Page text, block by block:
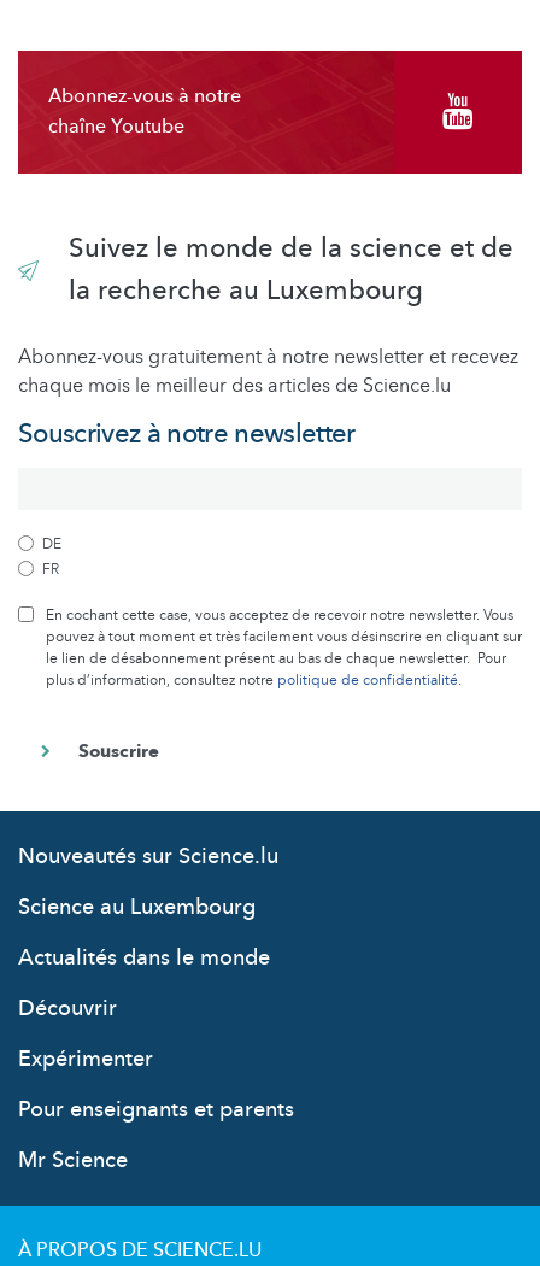
Abonnez-vous à notre
chaîne Youtube
Suivez le monde de la science et de
la recherche au Luxembourg
Abonnez-vous gratuitement à notre newsletter et recevez
chaque mois le meilleur des articles de Science.lu
Souscrivez à notre newsletter
DE
FR
En cochant cette case, vous acceptez de recevoir notre newsletter. Vous
pouvez à tout moment et très facilement vous désinscrire en cliquant sur
le lien de désabonnement présent au bas de chaque newsletter. Pour
plus d’information, consultez notre politique de confidentialité.
Nouveautés sur Science.lu
Science au Luxembourg
Actualités dans le monde
Découvrir
Expérimenter
Pour enseignants et parents
Mr Science
À PROPOS DE SCIENCE.LU